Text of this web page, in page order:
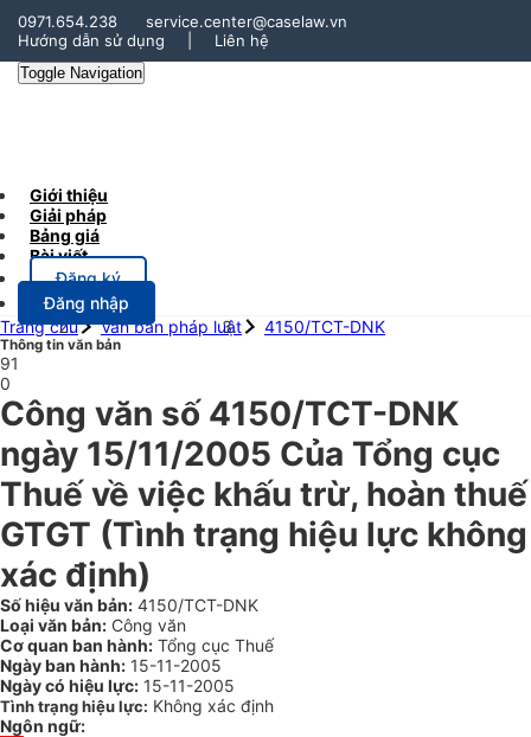
0971.654.238
service.center@caselaw.vn
Hướng dẫn sử dụng
Liên hệ
Toggle Navigation
Giới thiệu
Giải pháp
Bảng giá
Bài viết
Đăng ký
Đăng nhập
Trang chủ
Văn bản pháp luật 4150/TCT-DNK
Thông tin văn bản
91
0
Công văn số 4150/TCT-DNK
ngày 15/11/2005 Của Tổng cục
Thuế về việc khấu trừ, hoàn thuế
GTGT (Tình trạng hiệu lực không
xác định)
Số hiệu văn bản: 4150/TCT-DNK
Loại văn bản: Công văn
Cơ quan ban hành: Tổng cục Thuế
Ngày ban hành: 15-11-2005
Ngày có hiệu lực: 15-11-2005
Tình trạng hiệu lực: Không xác định
Ngôn ngữ: